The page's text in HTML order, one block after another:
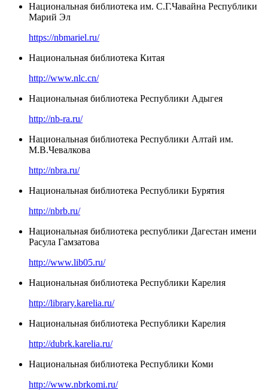
Национальная библиотека им. С.Г.Чавайна Республики
Марий Эл
https://nbmariel.ru/
Национальная библиотека Китая
http://www.nlc.cn/
Национальная библиотека Республики Адыгея
http://nb-ra.ru/
Национальная библиотека Республики Алтай им.
М.В.Чевалкова
http://nbra.ru/
Национальная библиотека Республики Бурятия
http://nbrb.ru/
Национальная библиотека республики Дагестан имени
Расула Гамзатова
http://www.lib05.ru/
Национальная библиотека Республики Карелия
http://library.karelia.ru/
Национальная библиотека Республики Карелия
http://dubrk.karelia.ru/
Национальная библиотека Республики Коми
http://www.nbrkomi.ru/